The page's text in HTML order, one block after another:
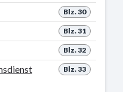
Blz. 30
Blz. 31
Blz. 32
Blz. 33